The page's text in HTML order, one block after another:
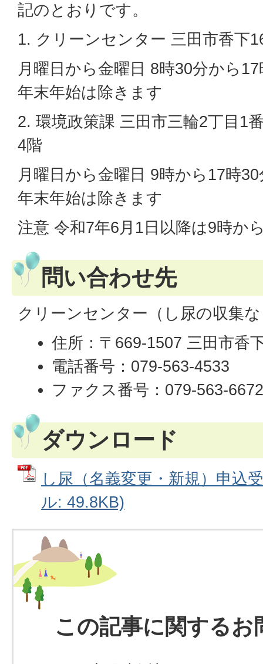
記のとおりです。
1. クリーンセンター 三田市香下
月曜日から金曜日 8時30分から
年末年始は除きます
2. 環境政策課 三田市三輪2丁目1
4階
月曜日から金曜日 9時から17時
年末年始は除きます
注意 令和7年6月1日以降は9時か
問い合わせ先
クリーンセンター（し尿の収集
住所：〒669-1507 三田市香
電話番号：079-563-4533
ファクス番号：079-563-
ダウンロード
し尿（名義変更・新規）申込
ル: 49.8KB)
この記事に関するお